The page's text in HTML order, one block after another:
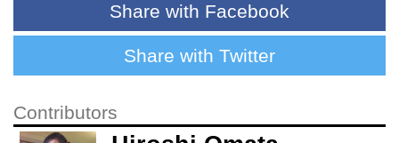
Share with Facebook
Share with Twitter
Contributors